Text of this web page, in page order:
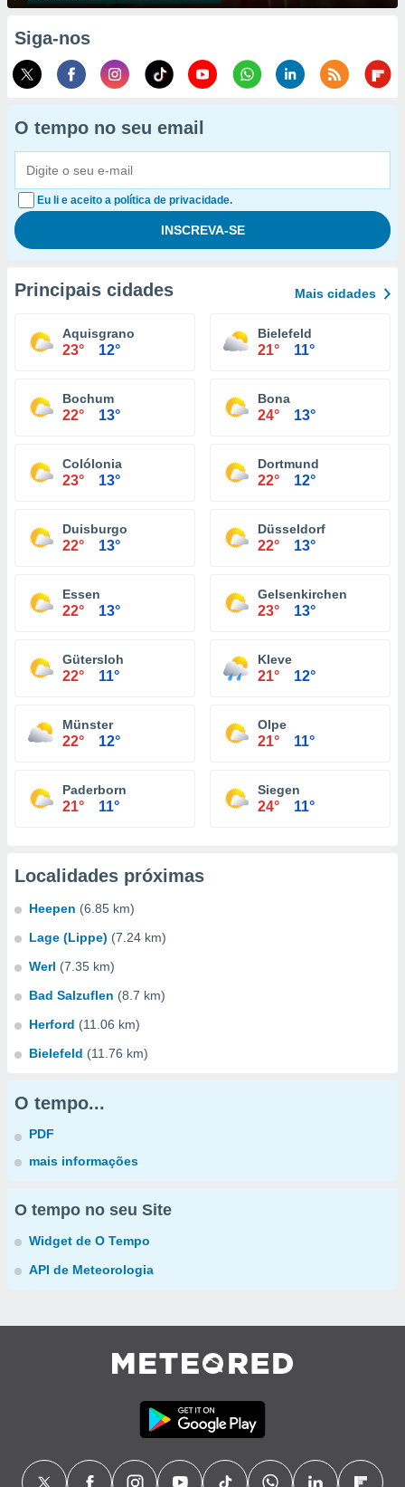
Siga-nos
O tempo no seu email
Eu li e aceito a política de privacidade.
Principais cidades Mais cidades
Aquisgrano
23° 12°
Bielefeld
21° 11°
Bochum
22° 13°
Bona
24° 13°
Colólonia
23° 13°
Dortmund
22° 12°
Duisburgo
22° 13°
Düsseldorf
22° 13°
Essen
22° 13°
Gelsenkirchen
23° 13°
Gütersloh
22° 11°
Kleve
21° 12°
Münster
22° 12°
Olpe
21° 11°
Paderborn
21° 11°
Siegen
24° 11°
Localidades próximas
Heepen (6.85 km)
Lage (Lippe) (7.24 km)
Werl (7.35 km)
Bad Salzuflen (8.7 km)
Herford (11.06 km)
Bielefeld (11.76 km)
O tempo...
PDF
mais informações
O tempo no seu Site
Widget de O Tempo
API de Meteorologia